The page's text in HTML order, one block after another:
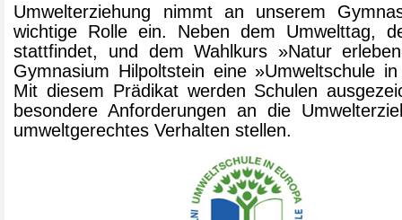
Umwelterziehung nimmt an unserem
wichtige Rolle ein. Neben dem Umwelttag,
stattfindet, und dem Wahlkurs »Natur
Gymnasium Hilpoltstein eine »Umweltschule
Mit diesem Prädikat werden Schulen
besondere Anforderungen an die
umweltgerechtes Verhalten stellen.